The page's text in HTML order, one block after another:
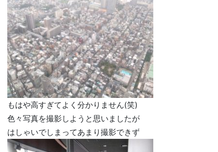
もはや高すぎてよく分かりません(笑)
色々写真を撮影しようと思いましたが
はしゃいでしまってあまり撮影できず